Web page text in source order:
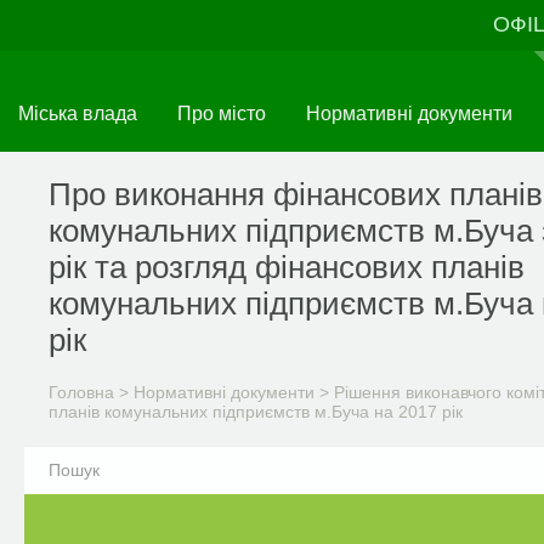
Міська влада Про місто Нормативні документи
Про виконання фінансових планів
комунальних підприємств м.Буча
рік та розгляд фінансових планів
комунальних підприємств м.Буча
рік
Головна > Нормативні документи > Рішення виконавчого
планів комунальних підприємств м.Буча на 2017 рік